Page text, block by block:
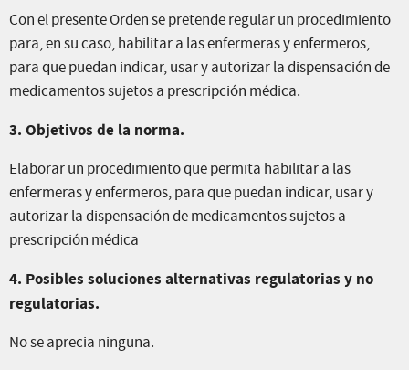
Con el presente Orden se pretende regular un procedimiento
para, en su caso, habilitar a las enfermeras y enfermeros,
para que puedan indicar, usar y autorizar la dispensación de
medicamentos sujetos a prescripción médica.
3. Objetivos de la norma.
Elaborar un procedimiento que permita habilitar a las
enfermeras y enfermeros, para que puedan indicar, usar y
autorizar la dispensación de medicamentos sujetos a
prescripción médica
4. Posibles soluciones alternativas regulatorias y no
regulatorias.
No se aprecia ninguna.